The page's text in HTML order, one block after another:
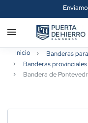
Inicio Banderas
Banderas
Bandera de